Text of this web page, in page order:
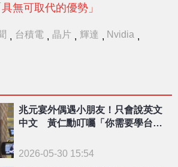
無可取代的優勢」
, 台積電 , 晶片 , 輝達 , Nvidia ,
兆元宴外偶遇小朋友！只會說英文
中文 黃仁勳叮囑「你需要學台
2026-05-30 15:54